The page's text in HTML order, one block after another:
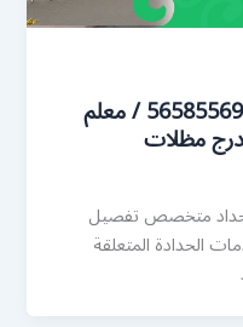
رقم حداد شبابيك الشامية / 56585569 / معلم
مظلات
حداد متخصص تفصيل
الحدادة المتعلقة